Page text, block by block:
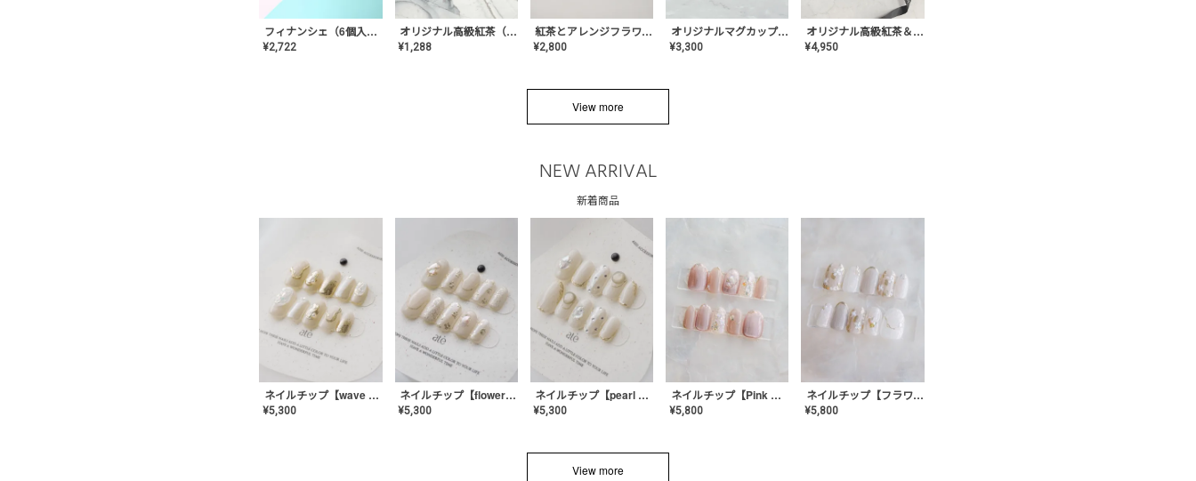
フィナンシェ（6個入り）
¥2,722
オリジナル高級紅茶（TIME/タイム）【ギフト/プチギフト/プレゼント/内祝い/結婚式/オリジナル配合/高品質/ハーブティー/茶葉/記念日/お返し/手土産/美容/おしゃれ】
¥1,288
紅茶とアレンジフラワーのセット
¥2,800
オリジナルマグカップ【AT-TW-03】ギフトセット有/プレゼント/内祝い/結婚式/ペア/食器/テーブルウェア/記念日/お返し/特別/高級/おしゃれ
¥3,300
オリジナル高級紅茶＆マグカップ ギフト【AT-GF-02】ギフトセット/プレゼント/内祝い/結婚式/ハーブティー/高品質/マグカップ/食器/記念日/お返し/手土産/美容/おしゃれ
¥4,950
View more
NEW ARRIVAL
新着商品
ネイルチップ【wave mirror】AE-CONA-04
¥5,300
ネイルチップ【flower shell】AE-CONA-03
¥5,300
ネイルチップ【pearl bijou】AE-CONA-02
¥5,300
ネイルチップ【Pink Glow Nail】MK-CONA-04
¥5,800
ネイルチップ【フラワーシフォンネイル】MK-CONA-03
¥5,800
View more